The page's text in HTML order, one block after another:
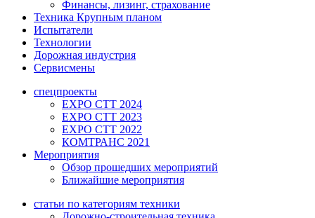
Финансы, лизинг, страхование
Техника Крупным планом
Испытатели
Технологии
Дорожная индустрия
Сервисмены
спецпроекты
EXPO CTT 2024
EXPO CTT 2023
EXPO CTT 2022
КОМТРАНС 2021
Мероприятия
Обзор прошедших мероприятий
Ближайшие мероприятия
статьи по категориям техники